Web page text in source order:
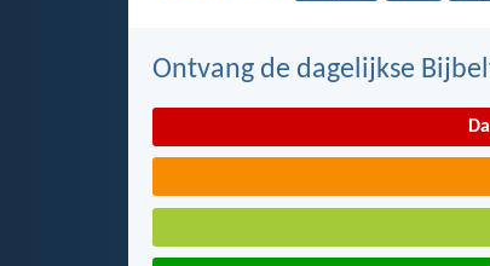
Ontvang de dagelijkse